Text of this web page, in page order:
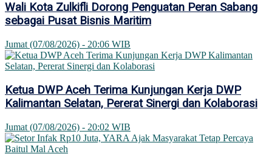
Wali Kota Zulkifli Dorong Penguatan Peran Sabang
sebagai Pusat Bisnis Maritim
Jumat (07/08/2026) - 20:06 WIB
Ketua DWP Aceh Terima Kunjungan Kerja DWP
Kalimantan Selatan, Pererat Sinergi dan Kolaborasi
Jumat (07/08/2026) - 20:02 WIB